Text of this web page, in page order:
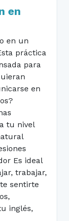
en
en un
práctica
para
en
tu nivel
Es ideal
trabajar,
sentirte
inglés,